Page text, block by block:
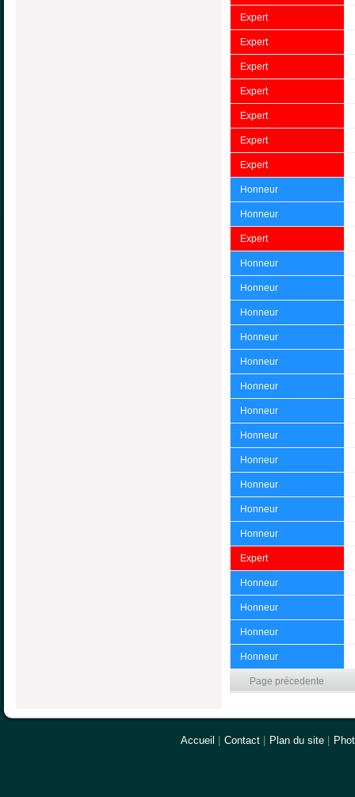
Expert
Expert
Expert
Expert
Expert
Expert
Expert
Honneur
Honneur
Expert
Honneur
Honneur
Honneur
Honneur
Honneur
Honneur
Honneur
Honneur
Honneur
Honneur
Honneur
Honneur
Expert
Honneur
Honneur
Honneur
Honneur
Page précedente
Accueil Contact Plan du site